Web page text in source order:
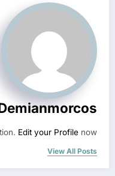
Edit your Profile now.
View All Posts